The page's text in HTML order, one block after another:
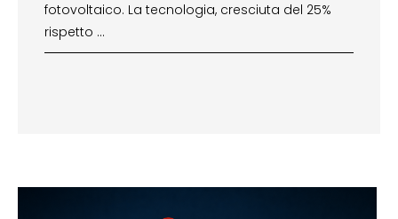
fotovoltaico. La tecnologia, cresciuta del 25%
rispetto …